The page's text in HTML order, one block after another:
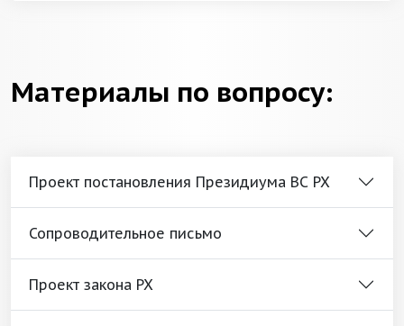
Материалы по вопросу:
Проект постановления Президиума ВС РХ
Сопроводительное письмо
Проект закона РХ